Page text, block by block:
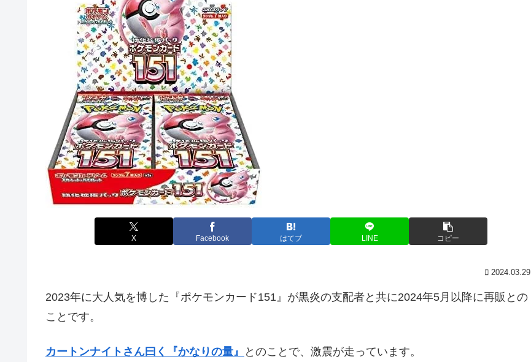
X Facebook はてブ LINE コピー
2024.03.29
2023年に大人気を博した『ポケモンカード151』が黒炎の支配者と共に2024年5月以降に再販との
ことです。
カートンナイトさん曰く『かなりの量』 とのことで、激震が走っています。